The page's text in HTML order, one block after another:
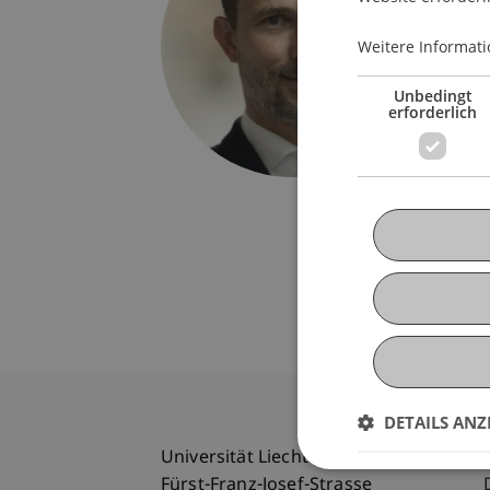
9490
T. +423
Universität Liechtenstein
Weitere
Unbedingt
erforderlich
DETAILS